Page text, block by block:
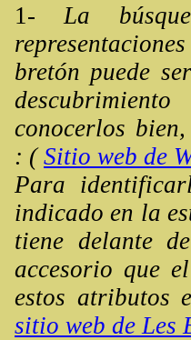
1- La
bretón puede
conocerlos
: (Sitio web de
Para
indicado en la
tiene delante
accesorio que
estos atributos
sitio web de Les